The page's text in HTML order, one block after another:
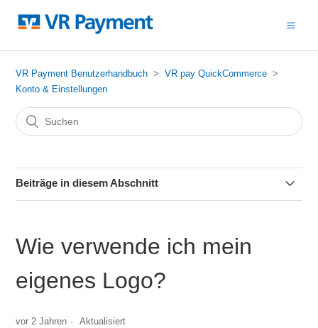
VR Payment Benutzerhandbuch
VR pay QuickCommerce
Konto & Einstellungen
Beiträge in diesem Abschnitt
Wie unterscheidet sich die Testversion von der
Wie verwende ich mein
eigenes Logo?
vor 2 Jahren Aktualisiert